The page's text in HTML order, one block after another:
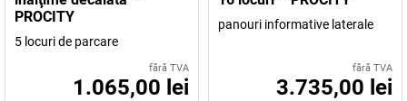
PROCITY
5 locuri de parcare
fără TVA
1.065,00 lei
panouri informative laterale
fără TVA
3.735,00 lei